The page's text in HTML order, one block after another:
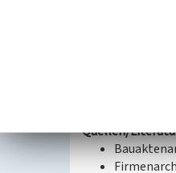
(Christian
Quellen/